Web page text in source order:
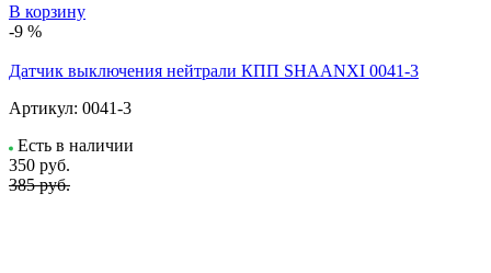
В корзину
-9 %
Датчик выключения нейтрали КПП SHAANXI 0041-3
Артикул: 0041-3
Есть в наличии
350 руб.
385 руб.